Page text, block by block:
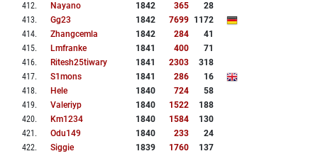
412. Nayano 1842 365
28
413. Gg23 1842 7699 1172
414. Zhangcemla 1842 284
41
415. Lmfranke 1841 400
71
416. Ritesh25tiwary 1841 2303
318
417. S1mons 1841 286
16
418. Hele 1840 724
58
419. Valeriyp 1840 1522
188
420. Km1234 1840 1584
130
421 . Odu149 1840 233
24
422. Siggie 1839 1760
137